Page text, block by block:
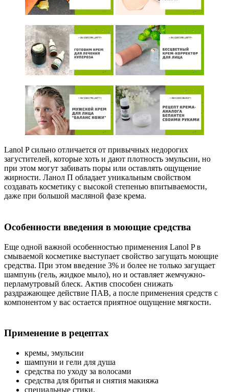
Lanol P сильно отличается от привычных недорогих
загустителей, которые хоть и дают плотность эмульсии, но
при этом могут забивать поры или оставлять ощущение
жирности. Ланол П обладает уникальным свойством
создавать косметику с высокой степенью впитываемости,
даже при большой масляной фазе крема.
Особенности введения в моющие средства
Еще одной важной особенностью применения Lanol P в
смываемой косметике выступает свойство загущать моющие
средства. При этом введение 3% и более не только загущает
шампунь (гель, жидкое мыло), но и оставляет жемчужно-
перламутровый блеск. Актив способен снижать
раздражающее действие ПАВ, а после применения средств с
компонентом у вас остается приятное ощущение мягкости.
Применение в рецептах
кремы, эмульсии
шампуни и гели для душа
средства по уходу за волосами
средства для бритья и снятия макияжа
специальные стики.